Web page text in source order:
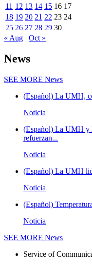
11 12 13 14 15 16 17
18 19 20 21 22 23 24
25 26 27 28 29 30
« Aug
Oct »
News
SEE MORE News
(Español) La UMH,
Noticia
(Español) La UMH y
refuerzan...
Noticia
(Español) La UMH
Noticia
(Español)
Noticia
SEE MORE News
Service of